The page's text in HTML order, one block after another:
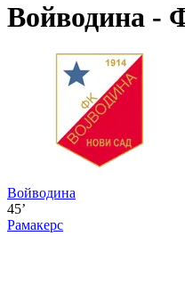
Войводина -
Войводина
45’
Рамакерс